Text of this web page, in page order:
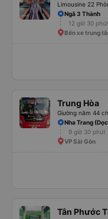
Limousine 22
Ngã 3 Thành
12 giờ 30 phút
Bến xe trung
Trung Hòa
Giường nằm 44
Nha Trang
9 giờ 30 phút
VP Sài Gòn
Tân Phước